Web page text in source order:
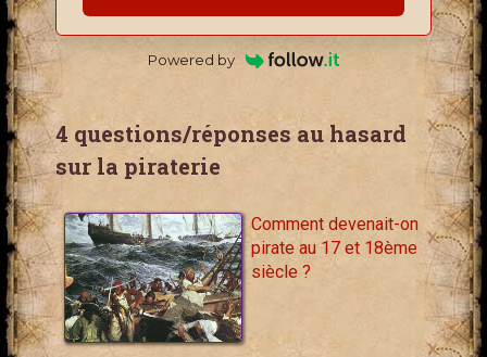
Powered by
4 questions/réponses au hasard
sur la piraterie
Comment devenait-on
pirate au 17 et 18ème
siècle ?